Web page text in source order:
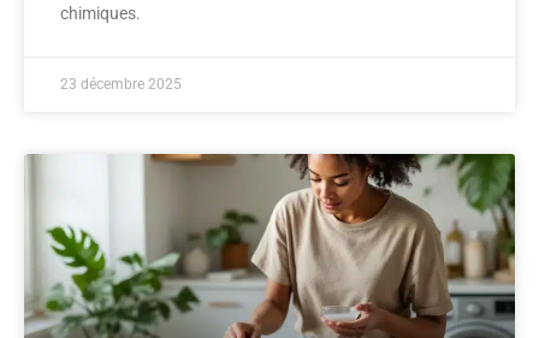
chimiques.
23 décembre 2025